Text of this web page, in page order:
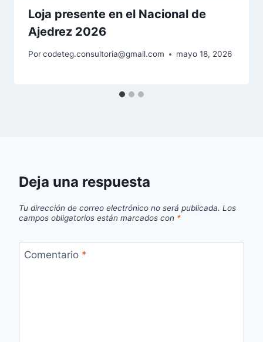
Loja presente en el Nacional de
Ajedrez 2026
Porcodeteg.consultoria@gmail.com mayo 18, 2026
Deja una respuesta
Tu dirección de correo electrónico no será publicada. Los
campos obligatorios están marcados con *
Comentario *